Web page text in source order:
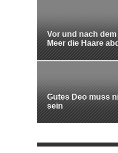
Vor und nach
Meer die Haare
Gutes Deo muss
sein